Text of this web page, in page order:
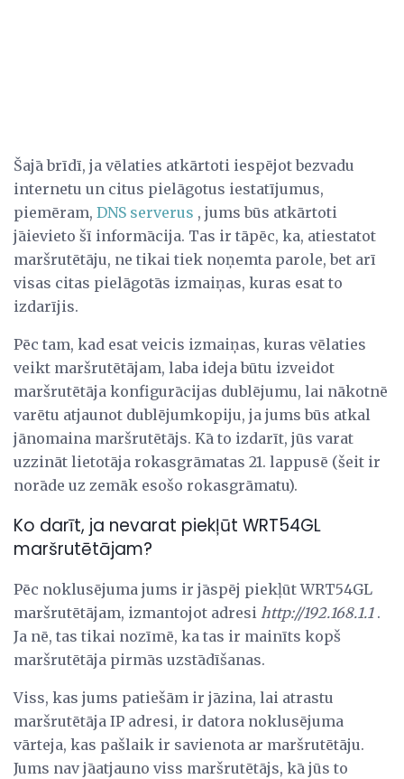
Šajā brīdī, ja vēlaties atkārtoti iespējot bezvadu
internetu un citus pielāgotus iestatījumus,
piemēram, DNS serverus , jums būs atkārtoti
jāievieto šī informācija. Tas ir tāpēc, ka, atiestatot
maršrutētāju, ne tikai tiek noņemta parole, bet arī
visas citas pielāgotās izmaiņas, kuras esat to
izdarījis.
Pēc tam, kad esat veicis izmaiņas, kuras vēlaties
veikt maršrutētājam, laba ideja būtu izveidot
maršrutētāja konfigurācijas dublējumu, lai nākotnē
varētu atjaunot dublējumkopiju, ja jums būs atkal
jānomaina maršrutētājs. Kā to izdarīt, jūs varat
uzzināt lietotāja rokasgrāmatas 21. lappusē (šeit ir
norāde uz zemāk esošo rokasgrāmatu).
Ko darīt, ja nevarat piekļūt WRT54GL
maršrutētājam?
Pēc noklusējuma jums ir jāspēj piekļūt WRT54GL
maršrutētājam, izmantojot adresi http://192.168.1.1.
Ja nē, tas tikai nozīmē, ka tas ir mainīts kopš
maršrutētāja pirmās uzstādīšanas.
Viss, kas jums patiešām ir jāzina, lai atrastu
maršrutētāja IP adresi, ir datora noklusējuma
vārteja, kas pašlaik ir savienota ar maršrutētāju.
Jums nav jāatjauno viss maršrutētājs, kā jūs to